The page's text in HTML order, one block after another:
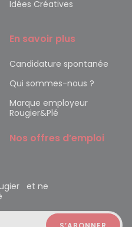
Idées Créatives
En savoir plus
Candidature spontanée
Qui sommes-nous ?
Marque employeur
Rougier&Plé
Nos offres d’emploi
et ne